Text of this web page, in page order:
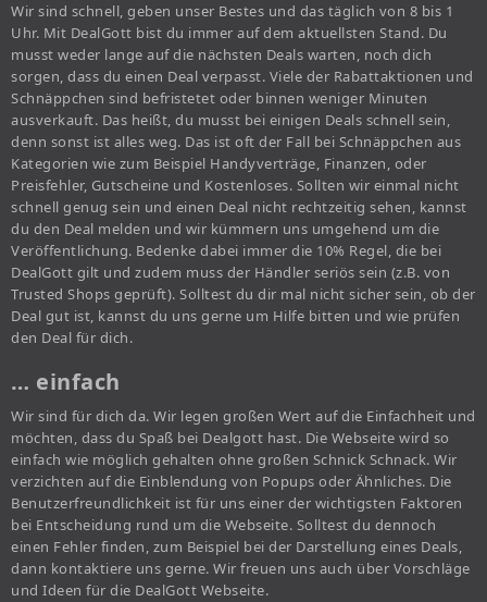
Wir sind schnell, geben unser Bestes und das täglich von 8 bis 1
Uhr. Mit DealGott bist du immer auf dem aktuellsten Stand. Du
musst weder lange auf die nächsten Deals warten, noch dich
sorgen, dass du einen Deal verpasst. Viele der Rabattaktionen und
Schnäppchen sind befristetet oder binnen weniger Minuten
ausverkauft. Das heißt, du musst bei einigen Deals schnell sein,
denn sonst ist alles weg. Das ist oft der Fall bei Schnäppchen aus
Kategorien wie zum Beispiel Handyverträge, Finanzen, oder
Preisfehler, Gutscheine und Kostenloses. Sollten wir einmal nicht
schnell genug sein und einen Deal nicht rechtzeitig sehen, kannst
du den Deal melden und wir kümmern uns umgehend um die
Veröffentlichung. Bedenke dabei immer die 10% Regel, die bei
DealGott gilt und zudem muss der Händler seriös sein (z.B. von
Trusted Shops geprüft). Solltest du dir mal nicht sicher sein, ob der
Deal gut ist, kannst du uns gerne um Hilfe bitten und wie prüfen
den Deal für dich.
… einfach
Wir sind für dich da. Wir legen großen Wert auf die Einfachheit und
möchten, dass du Spaß bei Dealgott hast. Die Webseite wird so
einfach wie möglich gehalten ohne großen Schnick Schnack. Wir
verzichten auf die Einblendung von Popups oder Ähnliches. Die
Benutzerfreundlichkeit ist für uns einer der wichtigsten Faktoren
bei Entscheidung rund um die Webseite. Solltest du dennoch
einen Fehler finden, zum Beispiel bei der Darstellung eines Deals,
dann kontaktiere uns gerne. Wir freuen uns auch über Vorschläge
und Ideen für die DealGott Webseite.